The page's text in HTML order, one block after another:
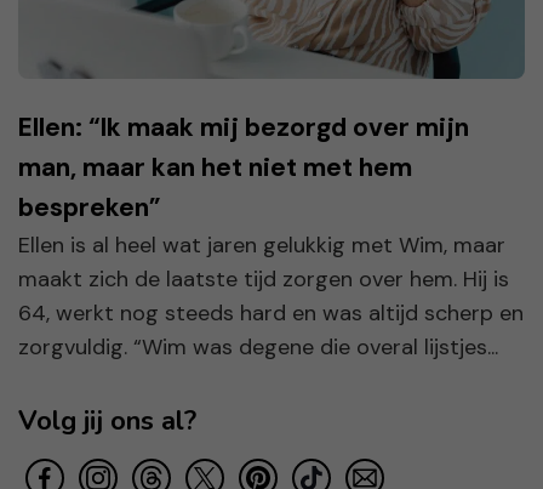
Ellen: “Ik maak mij bezorgd over mijn
man, maar kan het niet met hem
bespreken”
Ellen is al heel wat jaren gelukkig met Wim, maar
maakt zich de laatste tijd zorgen over hem. Hij is
64, werkt nog steeds hard en was altijd scherp en
zorgvuldig. “Wim was degene die overal lijstjes...
Volg jij ons al?